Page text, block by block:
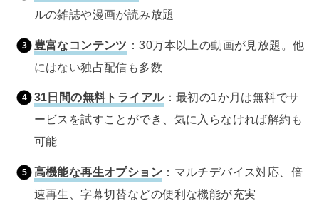
ルの雑誌や漫画が読み放題
豊富なコンテンツ ：30万本以上の動画が見放題。他
にはない独占配信も多数
31日間の無料トライアル：最初の1か月は無料でサ
ービスを試すことができ、気に入らなければ解約も
可能
高機能な再生オプション ：マルチデバイス対応、倍
速再生、字幕切替などの便利な機能が充実